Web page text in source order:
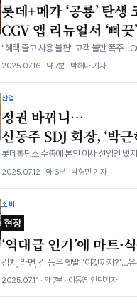
롯데+메가 ‘공룡’ 탄
CGV 앱 리뉴얼서 ‘삐끗’
"혜택 줄고 사용 불편" 고객 불만 폭주
2025.07.16 · 약 7분 · 박해나 기자
산업
정권 바뀌니…
신동주 SDJ 회장, ‘박
롯데홀딩스 주총에 본인 이사 선임안 냈
2025.07.12 · 약 6분 · 박형민 기자
소비
현장
‘역대급 인기’에 마트
김치, 라면, 김 등은 옛말 "이것까지?"…
2025.07.11 · 약 7분 · 이동영 인턴기자